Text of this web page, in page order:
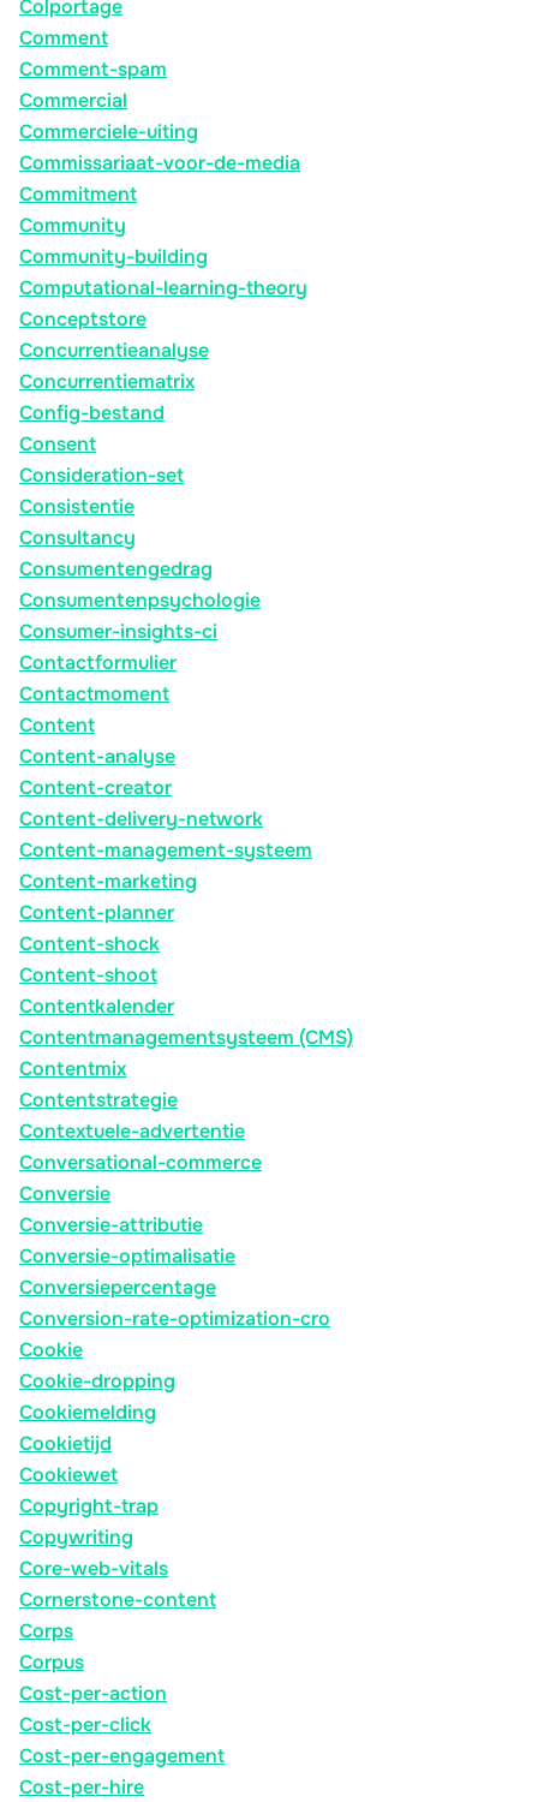
Colportage
Comment
Comment-spam
Commercial
Commerciele-uiting
Commissariaat-voor-de-media
Commitment
Community
Community-building
Computational-learning-theory
Conceptstore
Concurrentieanalyse
Concurrentiematrix
Config-bestand
Consent
Consideration-set
Consistentie
Consultancy
Consumentengedrag
Consumentenpsychologie
Consumer-insights-ci
Contactformulier
Contactmoment
Content
Content-analyse
Content-creator
Content-delivery-network
Content-management-systeem
Content-marketing
Content-planner
Content-shock
Content-shoot
Contentkalender
Contentmanagementsysteem (CMS)
Contentmix
Contentstrategie
Contextuele-advertentie
Conversational-commerce
Conversie
Conversie-attributie
Conversie-optimalisatie
Conversiepercentage
Conversion-rate-optimization-cro
Cookie
Cookie-dropping
Cookiemelding
Cookietijd
Cookiewet
Copyright-trap
Copywriting
Core-web-vitals
Cornerstone-content
Corps
Corpus
Cost-per-action
Cost-per-click
Cost-per-engagement
Cost-per-hire